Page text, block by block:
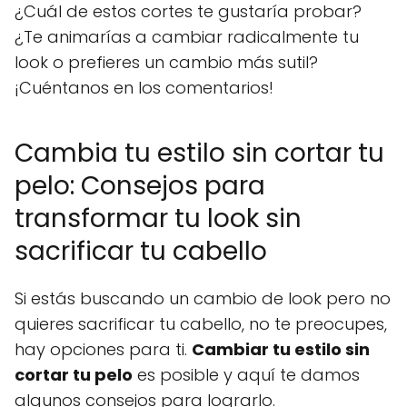
¿Cuál de estos cortes te gustaría probar?
¿Te animarías a cambiar radicalmente tu
look o prefieres un cambio más sutil?
¡Cuéntanos en los comentarios!
Cambia tu estilo sin cortar tu
pelo: Consejos para
transformar tu look sin
sacrificar tu cabello
Si estás buscando un cambio de look pero no
quieres sacrificar tu cabello, no te preocupes,
hay opciones para ti. Cambiar tu estilo sin
cortar tu pelo es posible y aquí te damos
algunos consejos para lograrlo.